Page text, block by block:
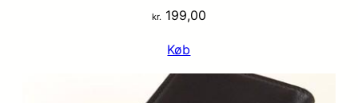
kr. 199,00
Køb